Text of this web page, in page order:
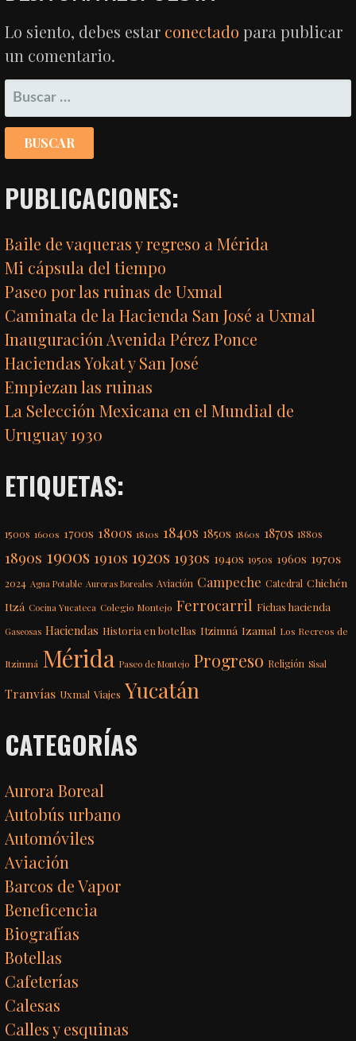
Lo siento, debes estar conectado para publicar
un comentario.
BUSCAR:
PUBLICACIONES:
Baile de vaqueras y regreso a Mérida
Mi cápsula del tiempo
Paseo por las ruinas de Uxmal
Caminata de la Hacienda San José a Uxmal
Inauguración Avenida Pérez Ponce
Haciendas Yokat y San José
Empiezan las ruinas
La Selección Mexicana en el Mundial de
Uruguay 1930
ETIQUETAS:
1500s 1600s 1700s 1800s 1810s 1840s 1850s 1860s 1870s 1880s
1890s 1900s 1910s 1920s 1930s 1940s 1950s 1960s 1970s
2024 Agua Potable Auroras Boreales Aviación Campeche Catedral Chichén
Itzá Cocina Yucateca Colegio Montejo Ferrocarril Fichas hacienda
Gaseosas Haciendas Historia en botellas Itzimná Izamal Los Recreos de
Itzimná Mérida Paseo de Montejo Progreso Religión Sisal
Tranvías Uxmal Viajes Yucatán
CATEGORÍAS
Aurora Boreal
Autobús urbano
Automóviles
Aviación
Barcos de Vapor
Beneficencia
Biografías
Botellas
Cafeterías
Calesas
Calles y esquinas